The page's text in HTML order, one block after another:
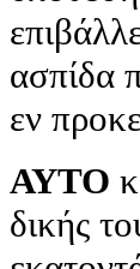
ασπίδα
εν
ΑΥΤΟ
δικής